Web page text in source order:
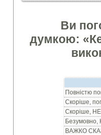
Ви
думкою:
Повністю
Скоріше,
Скоріше,
Безумовно,
ВАЖКО